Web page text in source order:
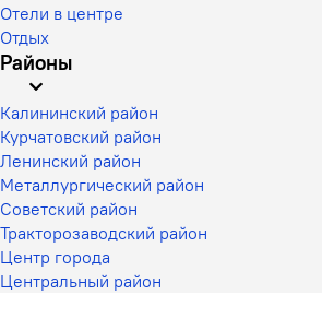
Отели в центре
Отдых
Районы
Калининский район
Курчатовский район
Ленинский район
Металлургический район
Советский район
Тракторозаводский район
Центр города
Центральный район